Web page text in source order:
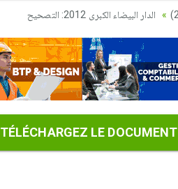
الدار البيضاء الكبرى 2012: التصحيح
TÉLÉCHARGEZ LE DOCUMENT